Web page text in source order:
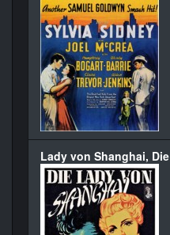
Lady von Shanghai, Die